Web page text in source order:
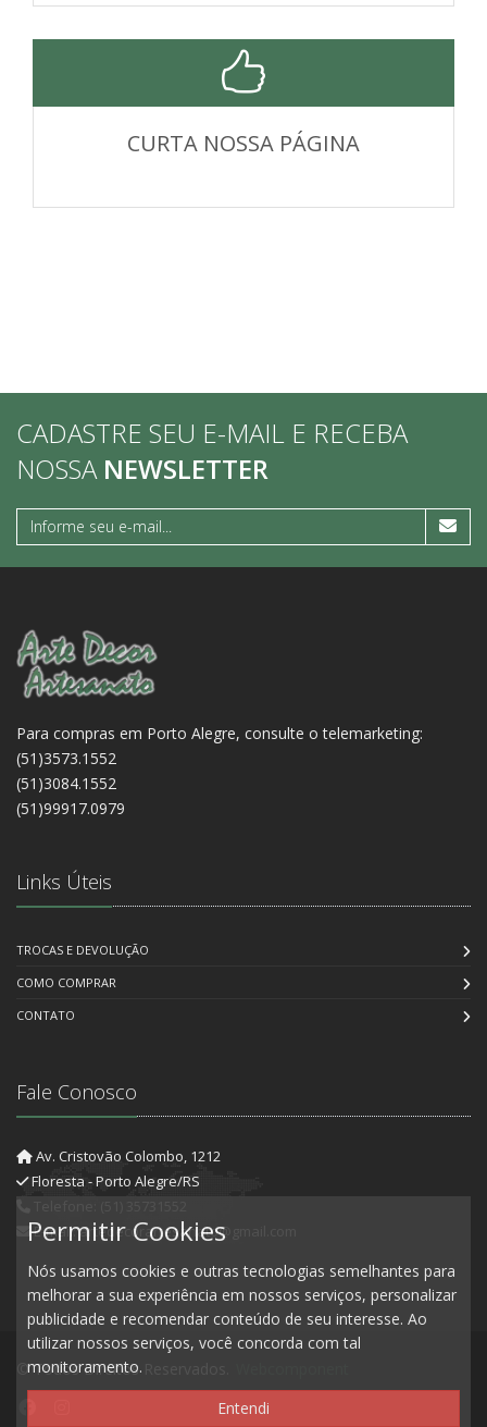
CURTA NOSSA PÁGINA
CADASTRE SEU E-MAIL E RECEBA
NOSSA NEWSLETTER
Para compras em Porto Alegre, consulte o telemarketing:
(51)3573.1552
(51)3084.1552
(51)99917.0979
Links Úteis
TROCAS E DEVOLUÇÃO
COMO COMPRAR
CONTATO
Fale Conosco
Av. Cristovão Colombo, 1212
Floresta - Porto Alegre/RS
E-mail: artedecorartesanato@gmail.com
© Todos Direitos Reservados.
Permitir Cookies
Nós usamos cookies e outras tecnologias semelhantes para
melhorar a sua experiência em nossos serviços, personalizar
publicidade e recomendar conteúdo de seu interesse. Ao
utilizar nossos serviços, você concorda com tal
monitoramento.
Entendi